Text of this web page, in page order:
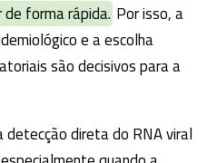
forma rápida. Por isso, a
e a escolha
são decisivos para a
direta do RNA viral